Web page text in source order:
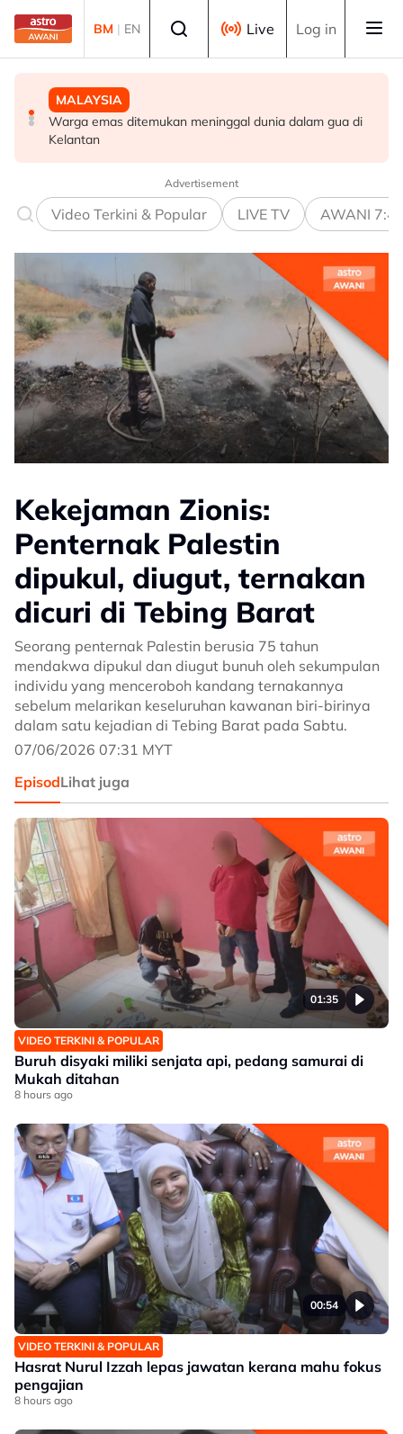
Skip to main content
BM | EN Live Log in
MALAYSIA
Warga emas ditemukan meninggal dunia dalam gua di
Kelantan
MALAYSIA
Jenazah tiga anggota polis dibawa ke Kota Kinabalu
untuk bedah siasat
MALAYSIA
Ismail Sabri dimasukkan ke IJN, prosiding mungkin
dijalankan di hospital
Advertisement
Video Terkini & Popular LIVE TV AWANI
Kekejaman Zionis:
Penternak Palestin
dipukul, diugut, ternakan
dicuri di Tebing Barat
Seorang penternak Palestin berusia 75 tahun
mendakwa dipukul dan diugut bunuh oleh sekumpulan
individu yang menceroboh kandang ternakannya
sebelum melarikan keseluruhan kawanan biri-birinya
dalam satu kejadian di Tebing Barat pada Sabtu.
07/06/2026 07:31 MYT
EpisodLihat juga
01:35
VIDEO TERKINI & POPULAR
Buruh disyaki miliki senjata api, pedang samurai di
Mukah ditahan
8 hours ago
00:54
VIDEO TERKINI & POPULAR
Hasrat Nurul Izzah lepas jawatan kerana mahu fokus
pengajian
8 hours ago